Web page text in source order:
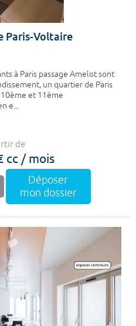
Paris-Voltaire
à Paris passage Amelot sont
un quartier de Paris
et 11ème
e...
de
cc / mois
Déposer
mon dossier